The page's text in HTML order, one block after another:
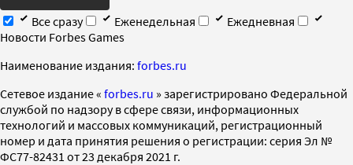
Все сразу
Еженедельная
Ежедневная
Новости Forbes Games
Наименование издания: forbes.ru
Cетевое издание « forbes.ru » зарегистрировано Федеральной
службой по надзору в сфере связи, информационных
технологий и массовых коммуникаций, регистрационный
номер и дата принятия решения о регистрации: серия Эл №
ФС77-82431 от 23 декабря 2021 г.